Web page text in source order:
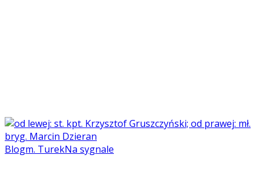
Blogm. TurekNa sygnale